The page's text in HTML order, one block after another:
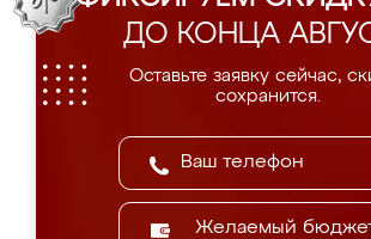
ДО КОНЦА
Оставьте заявку сейчас,
сохранится.
Желаемый